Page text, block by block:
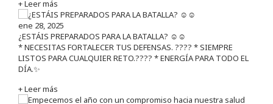
+ Leer más
ene 28, 2025
¿ESTÁIS PREPARADOS PARA LA BATALLA? ☺️☺️
* NECESITAS FORTALECER TUS DEFENSAS. ????️ * SIEMPRE
LISTOS PARA CUALQUIER RETO.???? * ENERGÍA PARA TODO EL
DÍA.✨
+ Leer más